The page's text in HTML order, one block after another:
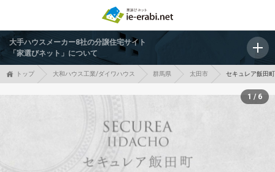
大手ハウスメーカー8社の分譲住宅サイト
「家選びネット」について
トップ 大和ハウス工業/ダイワハウス 群馬県 太田市 セキュレア飯田
1 / 6